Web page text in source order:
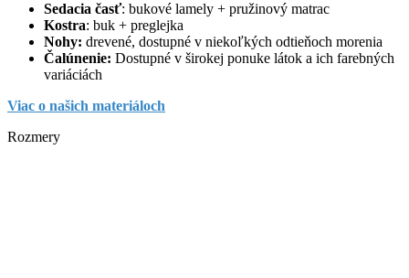
Sedacia časť: bukové lamely + pružinový matrac
Kostra: buk + preglejka
Nohy: drevené, dostupné v niekoľkých odtieňoch morenia
Čalúnenie: Dostupné v širokej ponuke látok a ich farebných
variáciách
Viac o našich materiáloch
Rozmery